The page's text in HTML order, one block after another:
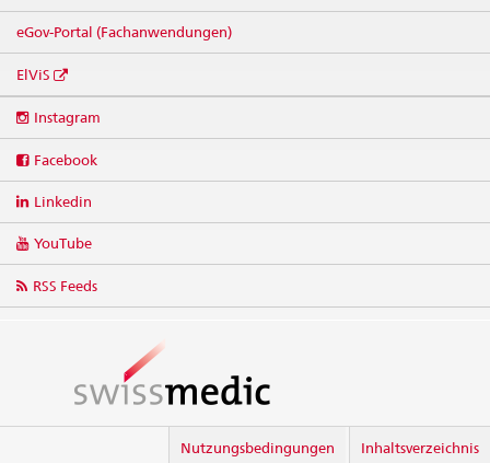
eGov-Portal (Fachanwendungen)
ElViS
media
Instagram
Facebook
Linkedin
YouTube
RSS Feeds
Nutzungsbedingungen Inhaltsverzeichnis